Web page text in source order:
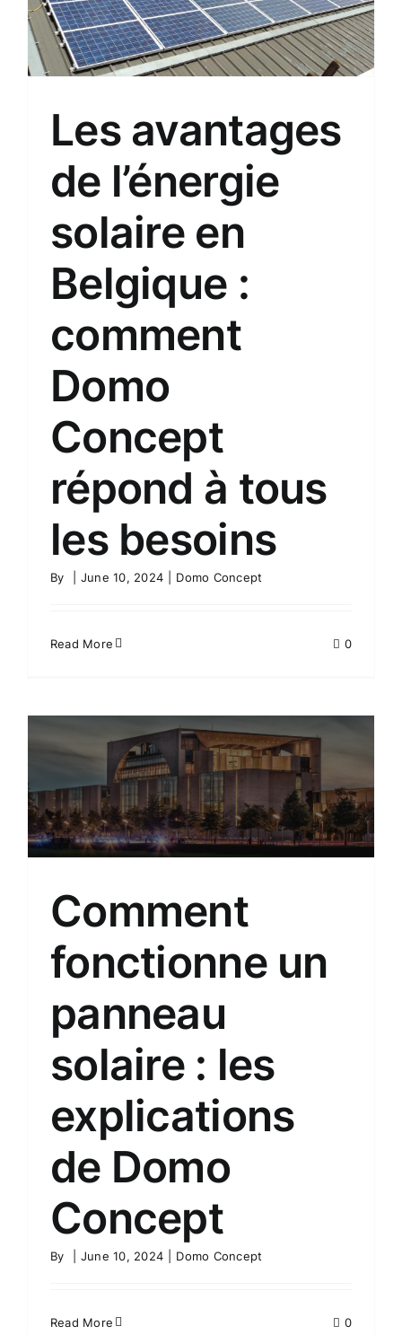
Les avantages
de l’énergie
solaire en
Belgique :
comment
Domo
Concept
répond à tous
les besoins
By June 10, 2024 Domo Concept
Read More 0
Comment
fonctionne un
panneau
solaire : les
explications
de Domo
Concept
By June 10, 2024 Domo Concept
Read More 0